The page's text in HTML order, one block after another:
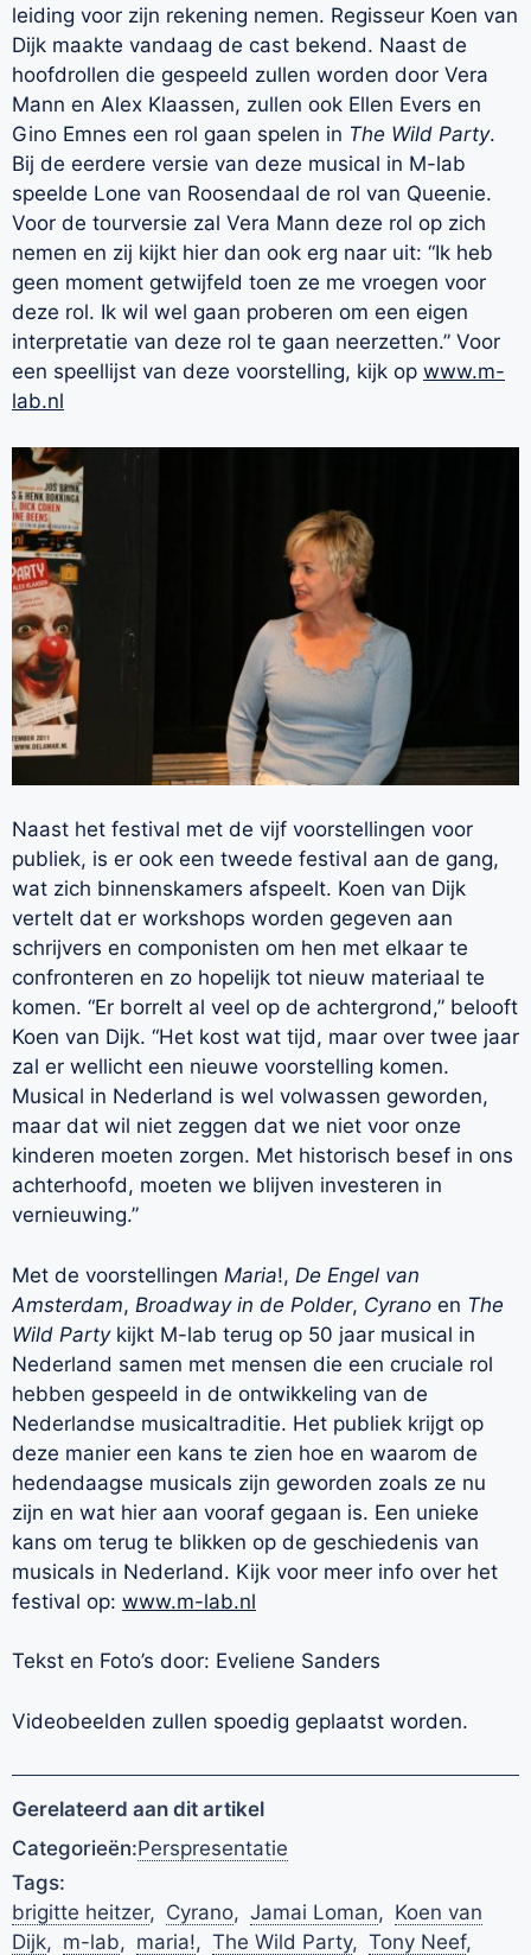
leiding voor zijn rekening nemen. Regisseur Koen van
Dijk maakte vandaag de cast bekend. Naast de
hoofdrollen die gespeeld zullen worden door Vera
Mann en Alex Klaassen, zullen ook Ellen Evers en
Gino Emnes een rol gaan spelen in The Wild Party.
Bij de eerdere versie van deze musical in M-lab
speelde Lone van Roosendaal de rol van Queenie.
Voor de tourversie zal Vera Mann deze rol op zich
nemen en zij kijkt hier dan ook erg naar uit: “Ik heb
geen moment getwijfeld toen ze me vroegen voor
deze rol. Ik wil wel gaan proberen om een eigen
interpretatie van deze rol te gaan neerzetten.” Voor
een speellijst van deze voorstelling, kijk op www.m-
lab.nl
Naast het festival met de vijf voorstellingen voor
publiek, is er ook een tweede festival aan de gang,
wat zich binnenskamers afspeelt. Koen van Dijk
vertelt dat er workshops worden gegeven aan
schrijvers en componisten om hen met elkaar te
confronteren en zo hopelijk tot nieuw materiaal te
komen. “Er borrelt al veel op de achtergrond,” belooft
Koen van Dijk. “Het kost wat tijd, maar over twee jaar
zal er wellicht een nieuwe voorstelling komen.
Musical in Nederland is wel volwassen geworden,
maar dat wil niet zeggen dat we niet voor onze
kinderen moeten zorgen. Met historisch besef in ons
achterhoofd, moeten we blijven investeren in
vernieuwing.”
Met de voorstellingen Maria!, De Engel van
Amsterdam, Broadway in de Polder, Cyrano en The
Wild Partykijkt M-lab terug op 50 jaar musical in
Nederland samen met mensen die een cruciale rol
hebben gespeeld in de ontwikkeling van de
Nederlandse musicaltraditie. Het publiek krijgt op
deze manier een kans te zien hoe en waarom de
hedendaagse musicals zijn geworden zoals ze nu
zijn en wat hier aan vooraf gegaan is. Een unieke
kans om terug te blikken op de geschiedenis van
musicals in Nederland. Kijk voor meer info over het
festival op: www.m-lab.nl
Tekst en Foto’s door: Eveliene Sanders
Videobeelden zullen spoedig geplaatst worden.
Gerelateerd aan dit artikel
Categorieën:Perspresentatie
Tags:
brigitte heitzer, Cyrano, Jamai Loman, Koen van
Dijk, m-lab, maria!, The Wild Party, Tony Neef,